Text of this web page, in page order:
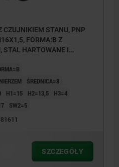
STANU, PNP
FORMA:B Z
STAL HARTOWANE I
ŚREDNICA=8
H1=15 H2=13,5
H3=4
SW2=5
SZCZEGÓŁY